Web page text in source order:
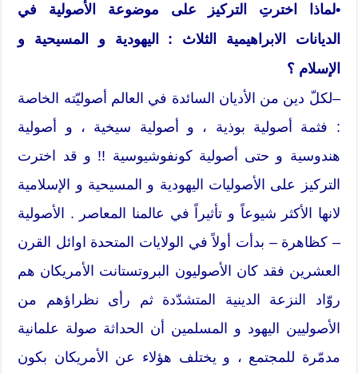
•لماذا اخترتِ التركيز على موضوعة الأصولية في
الديانات الابراهيمية الثلاث : اليهودية و المسيحية و
الإسلام ؟
–لكلّ دين من الأديان السائدة في العالم أصوليّته الخاصة
: فثمة أصولية بوذية ، و أصولية سيخية ، و أصولية
هندوسية و حتى أصولية كونفوشيوسية !! و قد اخترت
التركيز على الأصوليات اليهودية و المسيحية و الإسلامية
لانها الأكثر شيوعاً و تأثيراً في عالمنا المعاصر . الأصولية
– كظاهرة – بدأت أولاً في الولايات المتحدة اوائل القرن
العشرين فقد كان الأصوليون البروتستانت الأمريكان هم
روّاد النزعة الدينية المتشدّدة ثم رأى نظراؤهم من
الأصوليين اليهود و المسلمين أن الحداثة صولة علمانية
مدمّرة للمجتمع ، و يختلف هؤلاء عن الأمريكان بكون